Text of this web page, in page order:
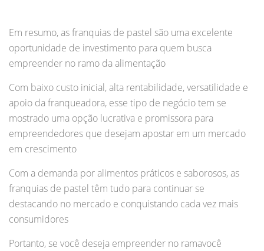
Em resumo, as franquias de pastel são uma excelente
oportunidade de investimento para quem busca
empreender no ramo da alimentação
Com baixo custo inicial, alta rentabilidade, versatilidade e
apoio da franqueadora, esse tipo de negócio tem se
mostrado uma opção lucrativa e promissora para
empreendedores que desejam apostar em um mercado
em crescimento
Com a demanda por alimentos práticos e saborosos, as
franquias de pastel têm tudo para continuar se
destacando no mercado e conquistando cada vez mais
consumidores
Portanto, se você deseja empreender no ramavocê